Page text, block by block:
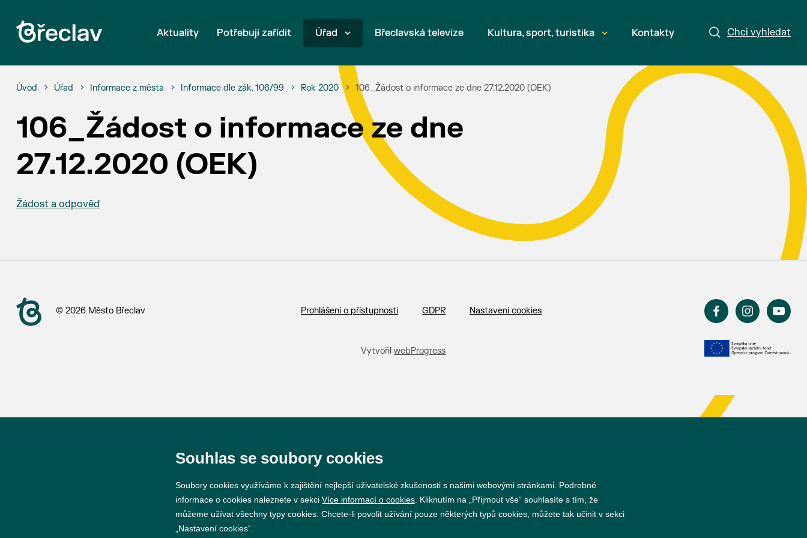
Chci vyhledat
Aktuality Potřebuji zařídit Úřad Břeclavská televize Kultura, sport, turistika Kontakty
Úvod Úřad Informace z města Informace dle zák. 106/99 Rok 2020 106_Žádost o informace ze dne 27.12.2020 (OEK)
106_Žádost o informace ze dne
27.12.2020 (OEK)
Žádost a odpověď
© 2026 Město Břeclav Prohlášení o přístupnosti GDPR Nastavení cookies
VytvořilwebProgress
Souhlas se soubory cookies
Soubory cookies využíváme k zajištění nejlepší uživatelské zkušenosti s našimi webovými stránkami. Podrobné
informace o cookies naleznete v sekci Více informací o cookies . Kliknutím na „Přijmout vše“ souhlasíte s tím, že
můžeme užívat všechny typy cookies. Chcete-li povolit užívání pouze některých typů cookies, můžete tak učinit v sekci
„Nastavení cookies“.